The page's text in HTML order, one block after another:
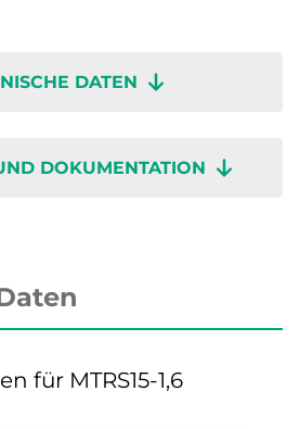
DATEN
DOKUMENTATION
für MTRS15-1,6